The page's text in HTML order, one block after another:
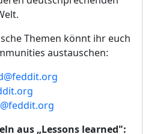
Themen könnt ihr euch
austauschen:
aus „Lessons learned":